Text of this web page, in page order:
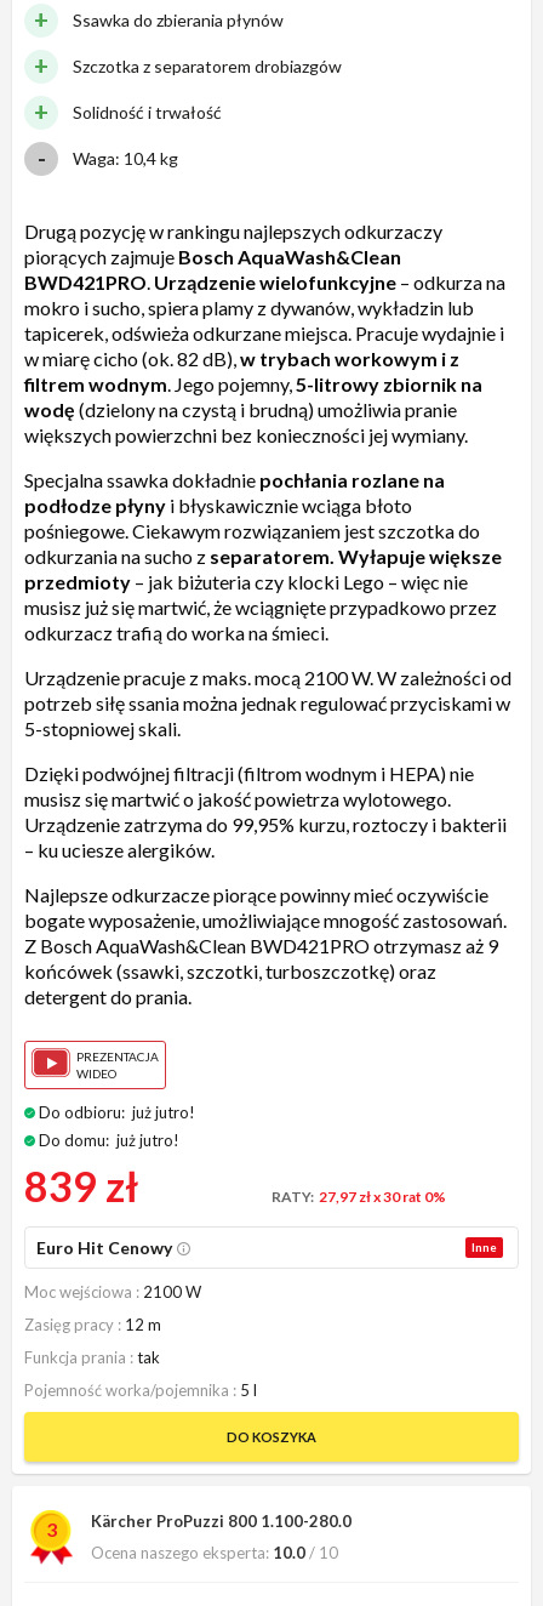
Ssawka do zbierania płynów
Szczotka z separatorem drobiazgów
Solidność i trwałość
Waga: 10,4 kg
Drugą pozycję w rankingu najlepszych odkurzaczy
piorących zajmuje Bosch AquaWash&Clean
BWD421PRO. Urządzenie wielofunkcyjne – odkurza na
mokro i sucho, spiera plamy z dywanów, wykładzin lub
tapicerek, odświeża odkurzane miejsca. Pracuje wydajnie i
w miarę cicho (ok. 82 dB),w trybach workowym i z
filtrem wodnym. Jego pojemny,5-litrowy zbiornik na
wodę (dzielony na czystą i brudną) umożliwia pranie
większych powierzchni bez konieczności jej wymiany.
Specjalna ssawka dokładnie pochłania rozlane na
podłodze płyny i błyskawicznie wciąga błoto
pośniegowe. Ciekawym rozwiązaniem jest szczotka do
odkurzania na sucho z separatorem. Wyłapuje większe
przedmioty – jak biżuteria czy klocki Lego – więc nie
musisz już się martwić, że wciągnięte przypadkowo przez
odkurzacz trafią do worka na śmieci.
Urządzenie pracuje z maks. mocą 2100 W. W zależności od
potrzeb siłę ssania można jednak regulować przyciskami w
5-stopniowej skali.
Dzięki podwójnej filtracji (filtrom wodnym i HEPA) nie
musisz się martwić o jakość powietrza wylotowego.
Urządzenie zatrzyma do 99,95% kurzu, roztoczy i bakterii
– ku uciesze alergików.
Najlepsze odkurzacze piorące powinny mieć oczywiście
bogate wyposażenie, umożliwiające mnogość zastosowań.
Z Bosch AquaWash&Clean BWD421PRO otrzymasz aż 9
końcówek (ssawki, szczotki, turboszczotkę) oraz
detergent do prania.
PREZENTACJA
WIDEO
Do odbioru: już jutro!
Do domu: już jutro!
839 zł RATY: 27,97 złx 30 rat 0%
Inne
Euro Hit Cenowy
Moc wejściowa
2100 W
Zasięg pracy
12 m
Funkcja prania
tak
Pojemność worka/pojemnika
5 l
DO KOSZYKA
3
Kärcher ProPuzzi 800 1.100-280.0
Ocena naszego eksperta: 10.0/ 10